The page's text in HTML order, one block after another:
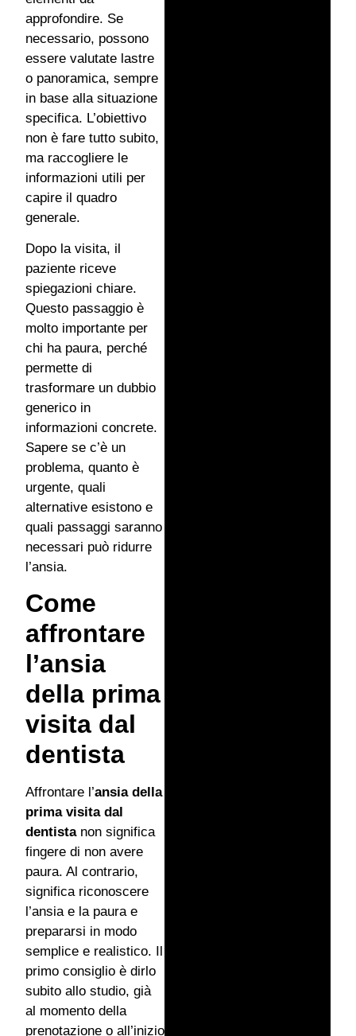
approfondire. Se
necessario, possono
essere valutate lastre
o panoramica, sempre
in base alla situazione
specifica. L’obiettivo
non è fare tutto subito,
ma raccogliere le
informazioni utili per
capire il quadro
generale.
Dopo la visita, il
paziente riceve
spiegazioni chiare.
Questo passaggio è
molto importante per
chi ha paura, perché
permette di
trasformare un dubbio
generico in
informazioni concrete.
Sapere se c’è un
problema, quanto è
urgente, quali
alternative esistono e
quali passaggi saranno
necessari può ridurre
l’ansia.
Come
affrontare
l’ansia
della prima
visita dal
dentista
Affrontare l’ansia della
prima visita dal
dentistanon significa
fingere di non avere
paura. Al contrario,
significa riconoscere
l’ansia e la paura e
prepararsi in modo
semplice e realistico. Il
primo consiglio è dirlo
subito allo studio, già
al momento della
prenotazione o all’inizio